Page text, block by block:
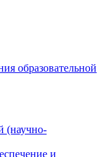
образовательной
(научно-
и